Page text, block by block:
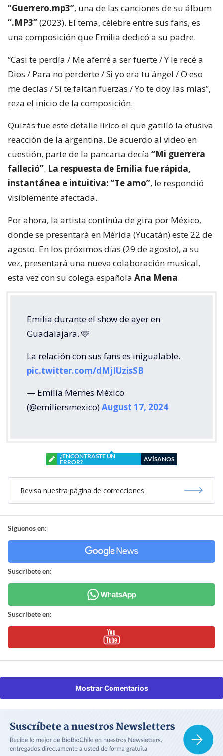
“Guerrero.mp3”, una de las canciones de su álbum
“.MP3”(2023). El tema, célebre entre sus fans, es
una composición que Emilia dedicó a su padre.
“Casi te perdía / Me aferré a ser fuerte / Y le recé a
Dios / Para no perderte / Si yo era tu ángel / O eso
me decías / Si te faltan fuerzas / Yo te doy las mías”,
reza el inicio de la composición.
Quizás fue este detalle lírico el que gatilló la efusiva
reacción de la argentina. De acuerdo al video en
cuestión, parte de la pancarta decía “Mi guerrera
falleció”. La respuesta de Emilia fue rápida,
instantánea e intuitiva: “Te amo”, le respondió
visiblemente afectada.
Por ahora, la artista continúa de gira por México,
donde se presentará en Mérida (Yucatán) este 22 de
agosto. En los próximos días (29 de agosto), a su
vez, presentará una nueva colaboración musical,
esta vez con su colega española Ana Mena.
Emilia durante el show de ayer en
Guadalajara. 🩷
La relación con sus fans es inigualable.
pic.twitter.com/dMjIUzisSB
— Emilia Mernes México
(@emiliersmexico)August 17, 2024
¿ENCONTRASTE UN
ERROR?
AVÍSANOS
Revisa nuestra página de correcciones
Síguenos en:
Suscríbete en:
Suscríbete en:
Mostrar Comentarios